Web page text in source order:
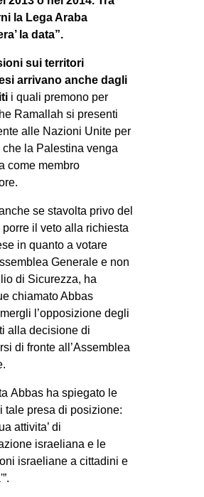
la Lega Araba
la data”.
sui territori
arrivano anche dagli
i quali premono per
Ramallah si presenti
alle Nazioni Unite per
la Palestina venga
come membro
se stavolta privo del
porre il veto alla richiesta
in quanto a votare
Generale e non
di Sicurezza, ha
chiamato Abbas
l’opposizione degli
alla decisione di
di fronte all’Assemblea
Abbas ha spiegato le
tale presa di posizione:
attivita’ di
israeliana e le
israeliane a cittadini e